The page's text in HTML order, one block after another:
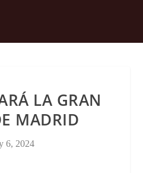
LA GRAN
MADRID
6, 2024